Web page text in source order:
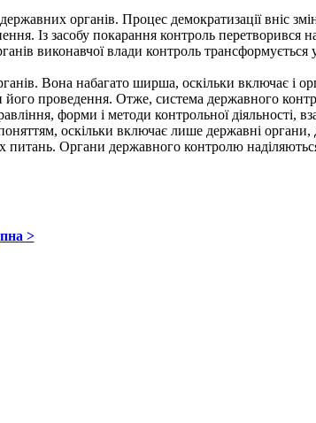
органів. Процес демократизації вніс
Із засобу покарання контроль перетворився
виконавчої влади контроль
Вона набагато ширша, оскільки включає і
його проведення. Отже, система державного
форми і методи контрольної діяльності,
оскільки включає лише державні органи,
питань. Органи державного контролю
>